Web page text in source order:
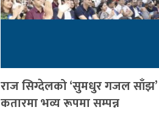
राज सिग्देलको ‘सुमधुर गजल साँझ’
कतारमा भव्य रूपमा सम्पन्न